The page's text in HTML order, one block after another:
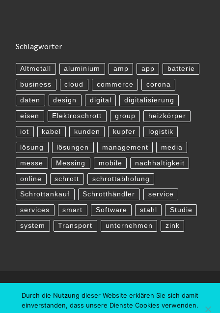
Schlagwörter
Altmetall aluminium amp app batterie
business cloud commerce corona
daten design digital digitalisierung
eisen Elektroschrott group heizkörper
iot kabel kunden kupfer logistik
lösung lösungen management media
messe Messing mobile nachhaltigkeit
online schrott schrottabholung
Schrottankauf Schrotthändler service
services smart Software stahl Studie
system Transport unternehmen zink
Durch die Nutzung dieser Website erklären Sie sich damit
einverstanden, dass unsere Dienste Cookies verwenden.